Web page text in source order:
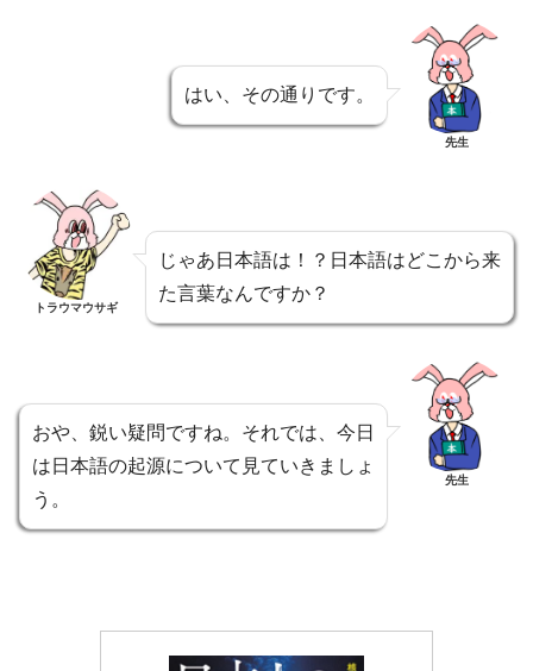
はい、その通りです。
先生
トラウマウサギ
じゃあ日本語は！？日本語はどこから来
た言葉なんですか？
おや、鋭い疑問ですね。それでは、今日
は日本語の起源について見ていきましょ
う。
先生